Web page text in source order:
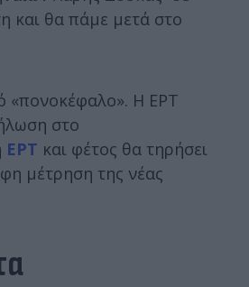
και θα πάμε μετά στο
«πονοκέφαλο». Η ΕΡΤ
στο
ΕΡΤ και φέτος θα τηρήσει
μέτρηση της νέας